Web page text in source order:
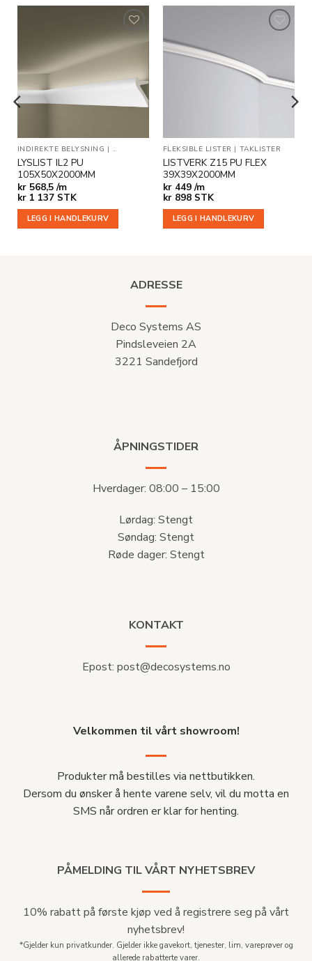
ønskeliste
INDIREKTE BELYSNING | TAKLISTER
LYSLIST IL2 PU
105X50X2000MM
kr568,5 /m
kr1 137 STK
LEGG I HANDLEKURV
ønskeliste
FLEKSIBLE LISTER | TAKLISTER
LISTVERK Z15 PU FLEX
39X39X2000MM
kr449 /m
kr898 STK
LEGG I HANDLEKURV
ADRESSE
Deco Systems AS
Pindsleveien 2A
3221 Sandefjord
ÅPNINGSTIDER
Hverdager: 08:00 – 15:00
Lørdag: Stengt
Søndag: Stengt
Røde dager: Stengt
KONTAKT
Epost: post@decosystems.no
Velkommen til vårt showroom!
Produkter må bestilles via nettbutikken.
Dersom du ønsker å hente varene selv, vil du motta en
SMS når ordren er klar for henting.
PÅMELDING TIL VÅRT NYHETSBREV
10% rabatt på første kjøp ved å registrere seg på vårt
nyhetsbrev!
*Gjelder kun privatkunder. Gjelder ikke gavekort, tjenester, lim, vareprøver og
allerede rabatterte varer.